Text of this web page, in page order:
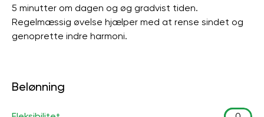
5 minutter om dagen og øg gradvist tiden.
Regelmæssig øvelse hjælper med at rense sindet og
genoprette indre harmoni.
Belønning